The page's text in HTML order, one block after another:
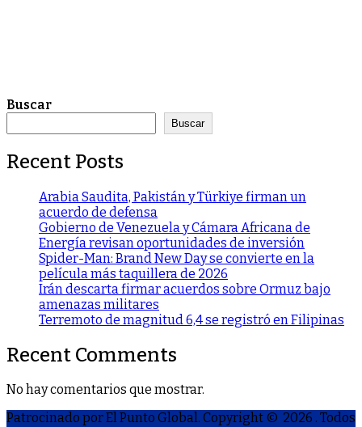
Buscar
Buscar
Recent Posts
Arabia Saudita, Pakistán y Türkiye firman un
acuerdo de defensa
Gobierno de Venezuela y Cámara Africana de
Energía revisan oportunidades de inversión
Spider-Man: Brand New Day se convierte en la
película más taquillera de 2026
Irán descarta firmar acuerdos sobre Ormuz bajo
amenazas militares
Terremoto de magnitud 6,4 se registró en Filipinas
Recent Comments
No hay comentarios que mostrar.
Patrocinado por El Punto Global. Copyright © 2026 . Todos